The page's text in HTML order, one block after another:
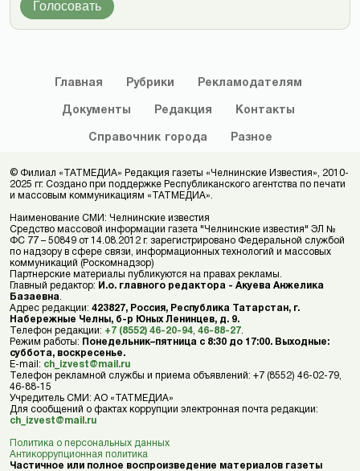
Голосовать
Главная Рубрики Рекламодателям
Документы Редакция Контакты
Справочник города Разное
© Филиал «ТАТМЕДИА» Редакция газеты «Челнинские Известия», 2010-
2025 гг. Создано при поддержке Республиканского агентства по печати
и массовым коммуникациям «ТАТМЕДИА».
Наименование СМИ: Челнинские известия
Средство массовой информации газета "Челнинские известия" ЭЛ №
ФС 77 – 50849 от 14.08.2012 г. зарегистрировано Федеральной службой
по надзору в сфере связи, информационных технологий и массовых
коммуникаций (Роскомнадзор)
Партнерские материалы публикуются на правах рекламы.
Главный редактор: И.о. главного редактора - Акуева Анжелика
Базаевна
Адрес редакции: 423827, Россия, Республика Татарстан, г.
Набережные Челны, б-р Юных Ленинцев, д. 9.
Телефон редакции: +7 (8552) 46-20-94 46-88-27
Режим работы: Понедельник–пятница с 8:30 до 17:00. Выходные:
суббота, воскресенье.
E-mail: ch_izvest@mail.ru
Телефон рекламной службы и приема объявлений: +7 (8552) 46-02-79,
46-88-15
Учредитель СМИ: АО «ТАТМЕДИА»
Для сообщений о фактах коррупции электронная почта редакции:
ch_izvest@mail.ru
Политика о персональных данных
Антикоррупционная политика
Частичное или полное воспроизведение материалов газеты